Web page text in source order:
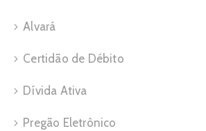
Alvará
Certidão de Débito
Dívida Ativa
Pregão Eletrônico